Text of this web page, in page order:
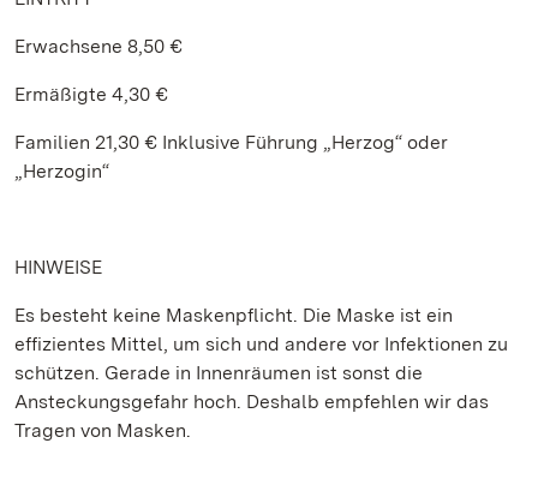
Erwachsene 8,50 €
Ermäßigte 4,30 €
Familien 21,30 € Inklusive Führung „Herzog“ oder
„Herzogin“
HINWEISE
Es besteht keine Maskenpflicht. Die Maske ist ein
effizientes Mittel, um sich und andere vor Infektionen zu
schützen. Gerade in Innenräumen ist sonst die
Ansteckungsgefahr hoch. Deshalb empfehlen wir das
Tragen von Masken.